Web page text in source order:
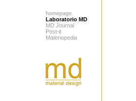
homepage
Laboratorio MD
MD Journal
Post-it
Materiopedia